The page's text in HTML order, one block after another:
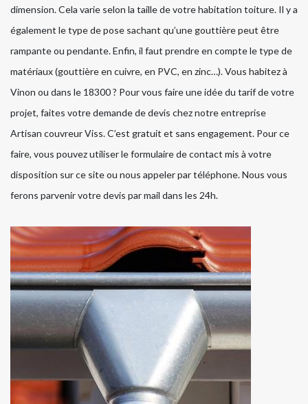
dimension. Cela varie selon la taille de votre habitation toiture. Il y a
également le type de pose sachant qu’une gouttière peut être
rampante ou pendante. Enfin, il faut prendre en compte le type de
matériaux (gouttière en cuivre, en PVC, en zinc…). Vous habitez à
Vinon ou dans le 18300 ? Pour vous faire une idée du tarif de votre
projet, faites votre demande de devis chez notre entreprise
Artisan couvreur Viss. C’est gratuit et sans engagement. Pour ce
faire, vous pouvez utiliser le formulaire de contact mis à votre
disposition sur ce site ou nous appeler par téléphone. Nous vous
ferons parvenir votre devis par mail dans les 24h.